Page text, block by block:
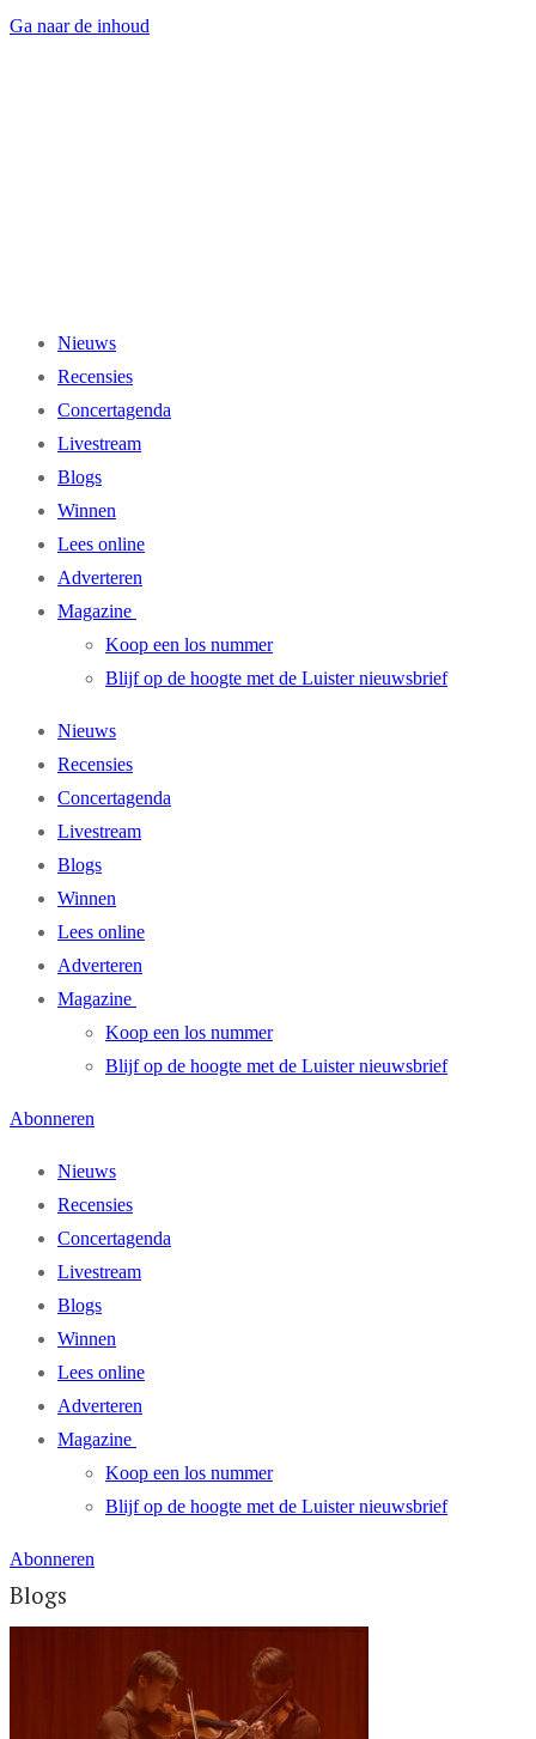
Ga naar de inhoud
Nieuws
Recensies
Concertagenda
Livestream
Blogs
Winnen
Lees online
Adverteren
Magazine
Koop een los nummer
Blijf op de hoogte met de Luister nieuwsbrief
Nieuws
Recensies
Concertagenda
Livestream
Blogs
Winnen
Lees online
Adverteren
Magazine
Koop een los nummer
Blijf op de hoogte met de Luister nieuwsbrief
Abonneren
Nieuws
Recensies
Concertagenda
Livestream
Blogs
Winnen
Lees online
Adverteren
Magazine
Koop een los nummer
Blijf op de hoogte met de Luister nieuwsbrief
Abonneren
Blogs